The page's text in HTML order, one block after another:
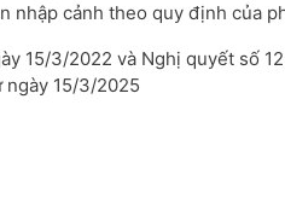
nhập cảnh theo quy định của
15/3/2022 và Nghị quyết số
15/3/2025